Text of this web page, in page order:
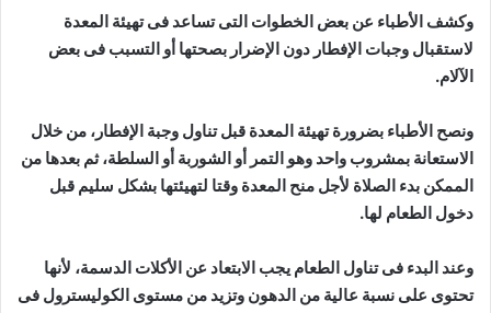
وكشف الأطباء عن بعض الخطوات التى تساعد فى تهيئة المعدة
لاستقبال وجبات الإفطار دون الإضرار بصحتها أو التسبب فى بعض
الآلام.
ونصح الأطباء بضرورة تهيئة المعدة قبل تناول وجبة الإفطار، من خلال
الاستعانة بمشروب واحد وهو التمر أو الشوربة أو السلطة، ثم بعدها من
الممكن بدء الصلاة لأجل منح المعدة وقتا لتهيئتها بشكل سليم قبل
دخول الطعام لها.
وعند البدء فى تناول الطعام يجب الابتعاد عن الأكلات الدسمة، لأنها
تحتوى على نسبة عالية من الدهون وتزيد من مستوى الكوليسترول فى